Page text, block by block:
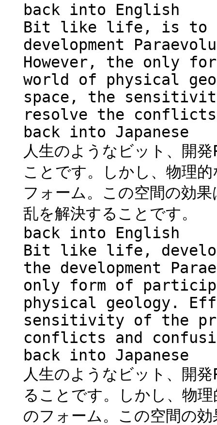
back into English
Bit like life, is to
development
However, the only
world of physical
space, the
resolve the
back into Japanese
人生のようなビット、開
ことです。しかし、物理
フォーム。この空間の効
乱を解決することです。
back into English
Bit like life,
the development
only form of
physical geology.
sensitivity of the
conflicts and
back into Japanese
人生のようなビット、開
ることです。しかし、物
のフォーム。この空間の